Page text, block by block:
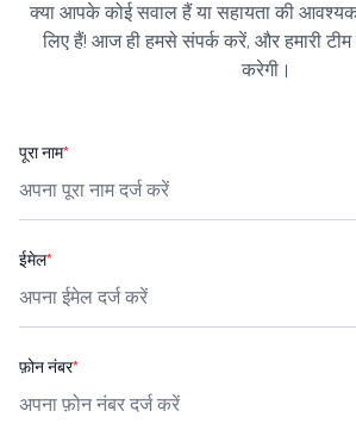
क्या आपके कोई सवाल हैं या सहायता की
लिए हैं! आज ही हमसे संपर्क करें, और हमारी
करेगी।
पूरा नाम*
ईमेल*
फ़ोन नंबर*